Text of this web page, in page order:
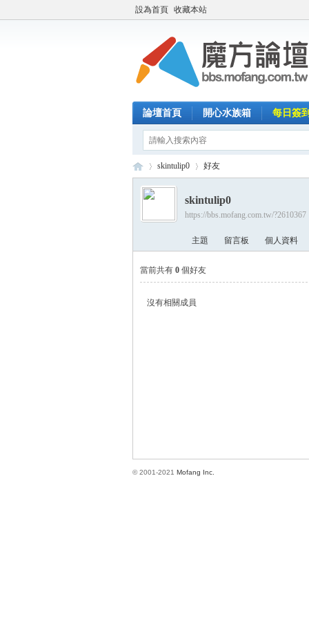
設為首頁 收藏本站
論壇首頁 開心水族箱 每日簽
›
skintulip0 好友
skintulip0
https://bbs.mofang.com.tw/?2610367
主題 留言板 個人資料
當前共有 0 個好友
沒有相關成員
© 2001-2021 Mofang Inc.